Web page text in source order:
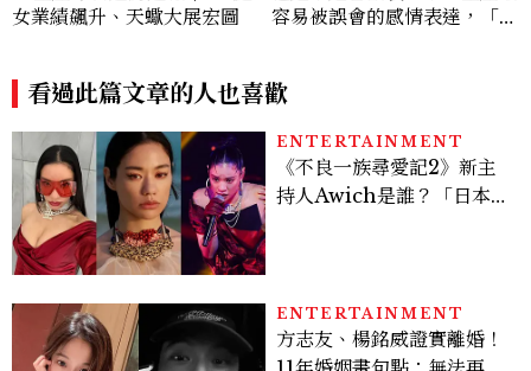
女業績飆升、天蠍大展宏圖
容易被誤會的感情表達，「這
看過此篇文章的人也喜歡
ENTERTAINMENT
《不良一族尋愛記2》新主
持人Awich是誰？「日本嘻
ENTERTAINMENT
方志友、楊銘威證實離婚！